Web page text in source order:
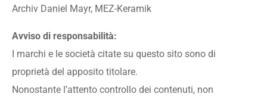
Archiv Daniel Mayr, MEZ-Keramik
Avviso di responsabilità:
I marchi e le società citate su questo sito sono di
proprietà del apposito titolare.
Nonostante l’attento controllo dei contenuti, non